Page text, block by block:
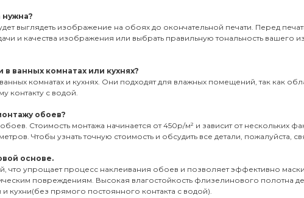
нужна?
выглядеть изображение на обоях до окончательной печати. Перед
и качества изображения или выбрать правильную тональность
ванных комнатах или кухнях?
комнатах и кухнях. Они подходят для влажных помещений, так как
контакту с водой.
обоев?
Стоимость монтажа начинается от 450р/м² и зависит от нескольких
Чтобы узнать точную стоимость и обсудить все детали, пожалуйста,
основе.
что упрощает процесс наклеивания обоев и позволяет эффективно
повреждениям. Высокая влагостойкость флизелинового полотна
кухни(без прямого постоянного контакта с водой).